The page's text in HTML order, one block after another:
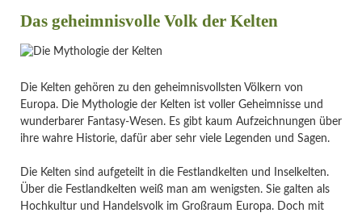
Das geheimnisvolle Volk der Kelten
Die Kelten gehören zu den geheimnisvollsten Völkern von
Europa. Die Mythologie der Kelten ist voller Geheimnisse und
wunderbarer Fantasy-Wesen. Es gibt kaum Aufzeichnungen über
ihre wahre Historie, dafür aber sehr viele Legenden und Sagen.
Die Kelten sind aufgeteilt in die Festlandkelten und Inselkelten.
Über die Festlandkelten weiß man am wenigsten. Sie galten als
Hochkultur und Handelsvolk im Großraum Europa. Doch mit